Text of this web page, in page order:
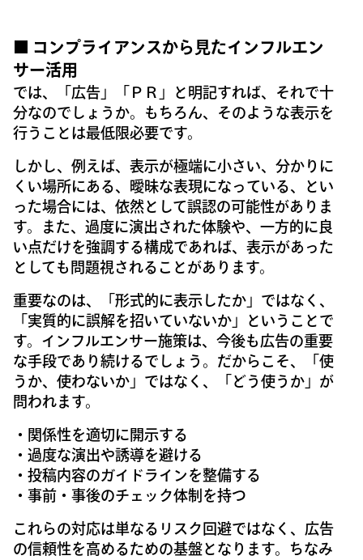
■ コンプライアンスから見たインフルエン
サー活用
では、「広告」「ＰＲ」と明記すれば、それで十
分なのでしょうか。もちろん、そのような表示を
行うことは最低限必要です。
しかし、例えば、表示が極端に小さい、分かりに
くい場所にある、曖昧な表現になっている、とい
った場合には、依然として誤認の可能性がありま
す。また、過度に演出された体験や、一方的に良
い点だけを強調する構成であれば、表示があった
としても問題視されることがあります。
重要なのは、「形式的に表示したか」ではなく、
「実質的に誤解を招いていないか」ということで
す。インフルエンサー施策は、今後も広告の重要
な手段であり続けるでしょう。だからこそ、「使
うか、使わないか」ではなく、「どう使うか」が
問われます。
・関係性を適切に開示する
・過度な演出や誘導を避ける
・投稿内容のガイドラインを整備する
・事前・事後のチェック体制を持つ
これらの対応は単なるリスク回避ではなく、広告
の信頼性を高めるための基盤となります。ちなみ